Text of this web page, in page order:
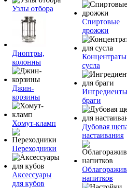
Узлы отбора
Диоптры,
колонны
Джин-
корзины
Хомут-кламп
Переходники
Аксессуары
для кубов
Спиртовые
дрожжи
сусла
браги
Дубовая
настаивания
напитков